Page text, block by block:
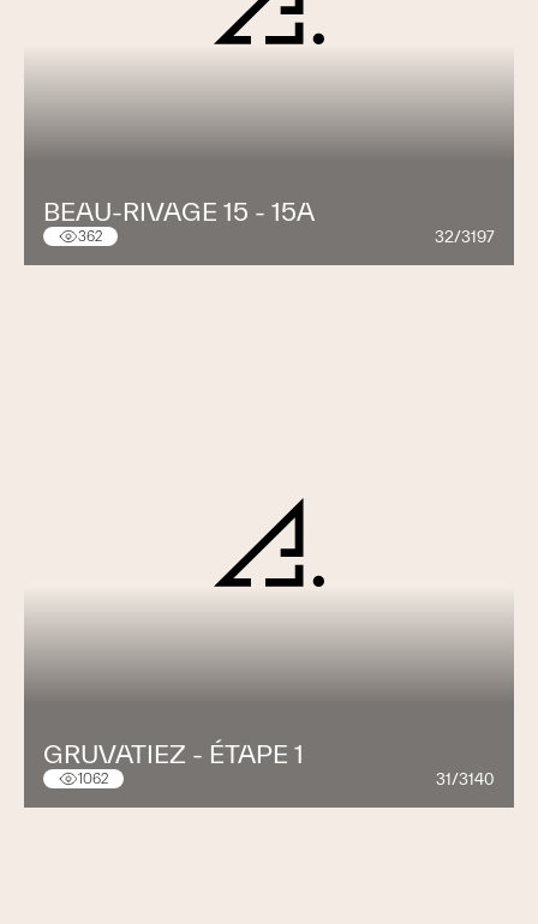
BEAU-RIVAGE 15 - 15A
362 32/3197
GRUVATIEZ - ÉTAPE 1
1062 31/3140